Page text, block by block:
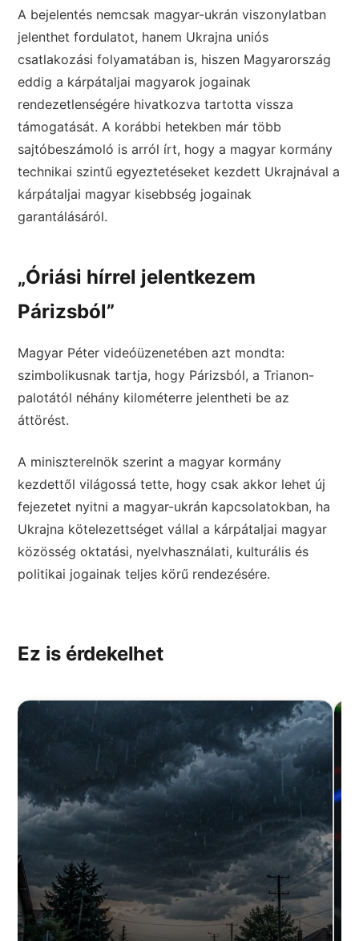
A bejelentés nemcsak magyar-ukrán viszonylatban
jelenthet fordulatot, hanem Ukrajna uniós
csatlakozási folyamatában is, hiszen Magyarország
eddig a kárpátaljai magyarok jogainak
rendezetlenségére hivatkozva tartotta vissza
támogatását. A korábbi hetekben már több
sajtóbeszámoló is arról írt, hogy a magyar kormány
technikai szintű egyeztetéseket kezdett Ukrajnával a
kárpátaljai magyar kisebbség jogainak
garantálásáról.
„Óriási hírrel jelentkezem
Párizsból”
Magyar Péter videóüzenetében azt mondta:
szimbolikusnak tartja, hogy Párizsból, a Trianon-
palotától néhány kilométerre jelentheti be az
áttörést.
A miniszterelnök szerint a magyar kormány
kezdettől világossá tette, hogy csak akkor lehet új
fejezetet nyitni a magyar-ukrán kapcsolatokban, ha
Ukrajna kötelezettséget vállal a kárpátaljai magyar
közösség oktatási, nyelvhasználati, kulturális és
politikai jogainak teljes körű rendezésére.
Ez is érdekelhet